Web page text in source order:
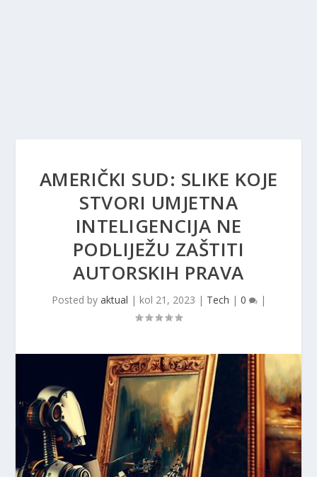
AMERIČKI SUD: SLIKE KOJE
STVORI UMJETNA
INTELIGENCIJA NE
PODLIJEŽU ZAŠTITI
AUTORSKIH PRAVA
Posted by aktual | kol 21, 2023 | Tech | 0 |